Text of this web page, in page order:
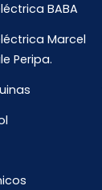
BABA
Marcel
Peripa.